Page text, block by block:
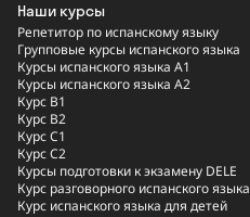
Наши курсы
Репетитор по испанскому языку
Групповые курсы испанского языка
Курсы испанского языка A1
Курсы испанского языка A2
Курс B1
Курс B2
Курс C1
Курс C2
Курсы подготовки к экзамену DELE
Курс разговорного испанского языка
Курс испанского языка для детей